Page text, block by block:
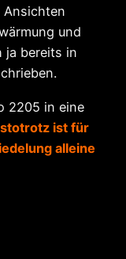
und
ja bereits in
2205 in eine
ist für
alleine